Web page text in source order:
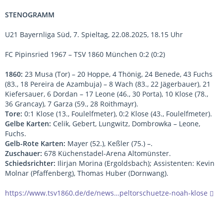
STENOGRAMM
U21 Bayernliga Süd, 7. Spieltag, 22.08.2025, 18.15 Uhr
FC Pipinsried 1967 – TSV 1860 München 0:2 (0:2)
1860: 23 Musa (Tor) – 20 Hoppe, 4 Thönig, 24 Benede, 43 Fuchs
(83., 18 Pereira de Azambuja) – 8 Wach (83., 22 Jägerbauer), 21
Kiefersauer, 6 Dordan – 17 Leone (46., 30 Porta), 10 Klose (78.,
36 Grancay), 7 Garza (59., 28 Roithmayr).
Tore: 0:1 Klose (13., Foulelfmeter), 0:2 Klose (43., Foulelfmeter).
Gelbe Karten: Celik, Gebert, Lungwitz, Dombrowka – Leone,
Fuchs.
Gelb-Rote Karten: Mayer (52.), Keßler (75.) –.
Zuschauer: 678 Küchenstadel-Arena Altomünster.
Schiedsrichter: Ilirjan Morina (Ergoldsbach); Assistenten: Kevin
Molnar (Pfaffenberg), Thomas Huber (Dornwang).
https://www.tsv1860.de/de/news…peltorschuetze-noah-klose